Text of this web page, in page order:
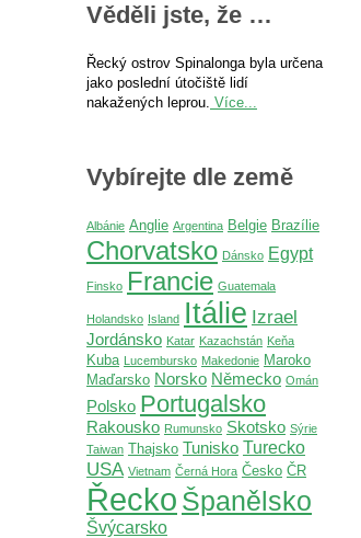
Věděli jste, že …
Řecký ostrov Spinalonga byla určena
jako poslední útočiště lidí
nakažených leprou. Více...
Vybírejte dle země
Albánie Anglie Argentina Belgie Brazílie
Chorvatsko Dánsko Egypt
Finsko Francie Guatemala
Holandsko Island Itálie Izrael
Jordánsko Katar Kazachstán Keňa
Kuba Lucembursko Makedonie Maroko
Maďarsko Norsko Německo Omán
Polsko Portugalsko
Rakousko Rumunsko Skotsko Sýrie
Taiwan Thajsko Tunisko Turecko
USA Vietnam Černá Hora Česko ČR
Řecko Španělsko
Švýcarsko